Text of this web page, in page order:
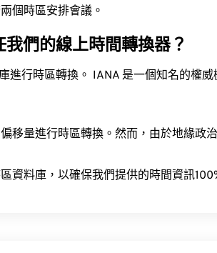
個時區安排會議。
們的線上時間轉換器？
進行時區轉換。 IANA 是一個知名的權
移量進行時區轉換。然而，由於地緣政
資料庫，以確保我們提供的時間資訊